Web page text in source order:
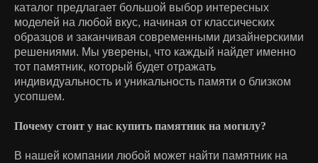
каталог предлагает большой выбор интересных
моделей на любой вкус, начиная от классических
образцов и заканчивая современными дизайнерскими
решениями. Мы уверены, что каждый найдет именно
тот памятник, который будет отражать
индивидуальность и уникальность памяти о близком
усопшем.
Почему стоит у нас купить памятник на могилу?
В нашей компании любой может найти памятник на